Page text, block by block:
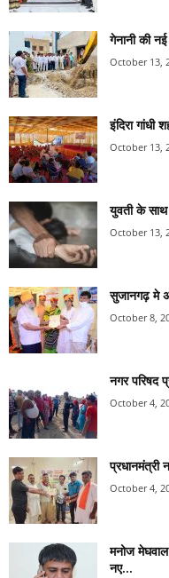
गेनानी की
October 13,
इंदिरा गांधी
October 13,
युवती के साथ
October 13,
सुजानगढ़ मे
October 8,
नगर परिषद
October 4,
प्रधानमंत्री
October 4,
मनोज
नए...